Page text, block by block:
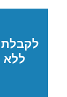
לקבלת
ללא